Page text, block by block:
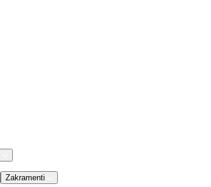
Zakramenti